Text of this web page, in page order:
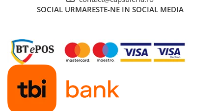
SOCIAL URMARESTE-NE IN SOCIAL MEDIA